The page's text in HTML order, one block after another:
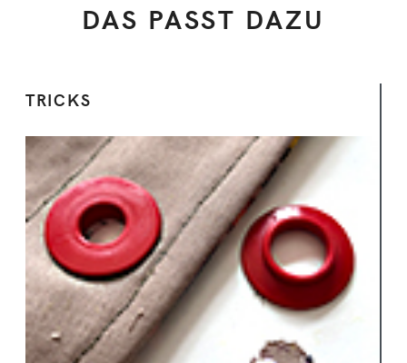
DAS PASST DAZU
TRICKS
Ansehen